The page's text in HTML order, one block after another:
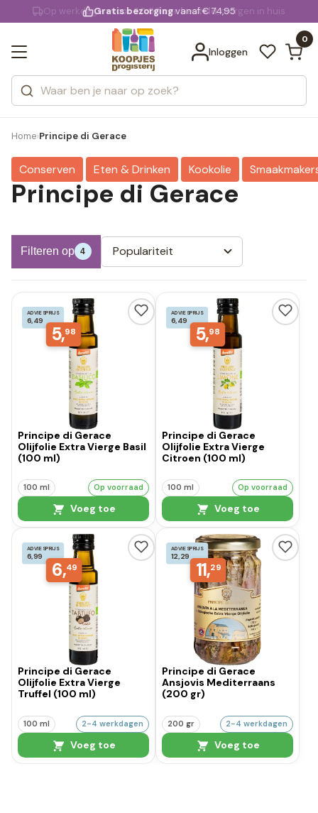
KD.
extra voor 20:00 uur besteld
Gratis bezorgingvanaf € 74,95
Inloggen
0
Zoeken
Categorieën
Merken
Bekijk alle resultaten
Home›Principe di Gerace
Conserven Eten & Drinken Kookolie
Principe di Gerace
Filteren op 4 Populariteit
ADVIESPRIJS
6,49
5,98
Principe di Gerace
Olijfolie Extra Vierge Basil
(100 ml)
100 ml Op voorraad
Voeg toe
ADVIESPRIJS
6,49
5,98
Principe di Gerace
Olijfolie Extra Vierge
Citroen (100 ml)
100 ml Op voorraad
Voeg toe
ADVIESPRIJS
6,99
6,49
Principe di Gerace
Olijfolie Extra Vierge
Truffel (100 ml)
100 ml 2-4 werkdagen
Voeg toe
ADVIESPRIJS
12,29
11,29
Principe di Gerace
Ansjovis Mediterraans
(200 gr)
200 gr 2-4 werkdagen
Voeg toe